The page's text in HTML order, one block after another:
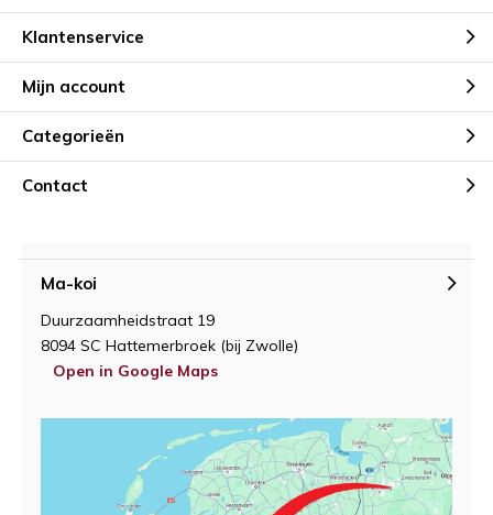
Klantenservice
Mijn account
Categorieën
Contact
Ma-koi
Duurzaamheidstraat 19
8094 SC Hattemerbroek (bij Zwolle)
Open in Google Maps